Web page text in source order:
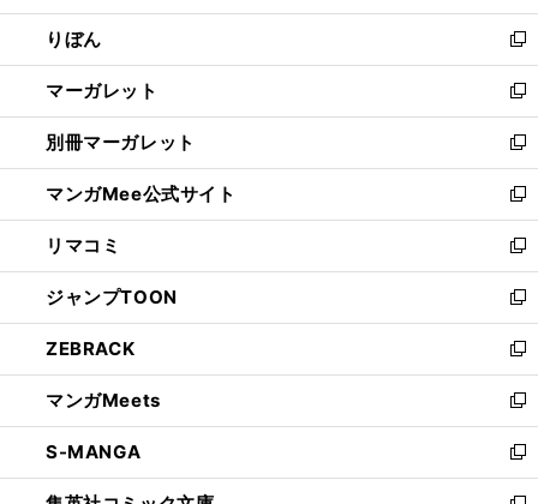
開
く
ウ
で
開
く
ン
ド
ウ
で
開
く
ウ
ィ
ン
ド
ウ
で
開
く
りぼん
新
し
い
ウ
ィ
ン
ド
ウ
で
開
く
マーガレット
新
し
い
ウ
ィ
ン
ド
ウ
で
開
く
別冊マーガレット
新
し
い
ウ
ィ
ン
ド
ウ
で
開
く
マンガMee公式サイト
新
し
い
ウ
ィ
ン
ド
ウ
で
開
く
リマコミ
新
し
い
ウ
ィ
ン
ド
ウ
で
開
ジャンプTOON
新
し
い
ウ
ィ
ン
ド
ウ
ZEBRACK
新
し
い
ウ
ィ
ン
マンガMeets
新
し
い
ウ
S-MANGA
新
し